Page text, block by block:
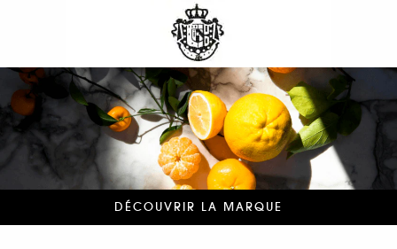
DÉCOUVRIR LA MARQUE